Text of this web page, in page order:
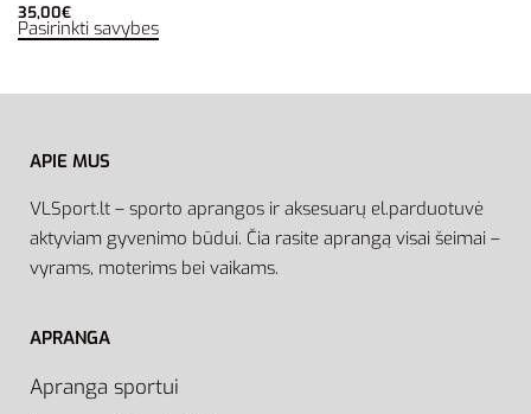
35,00€
Pasirinkti savybes
APIE MUS
VLSport.lt – sporto aprangos ir aksesuarų el.parduotuvė
aktyviam gyvenimo būdui. Čia rasite aprangą visai šeimai –
vyrams, moterims bei vaikams.
APRANGA
Apranga sportui